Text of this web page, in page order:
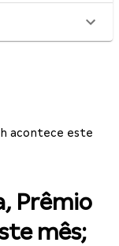
acontece este
Prêmio
mês;